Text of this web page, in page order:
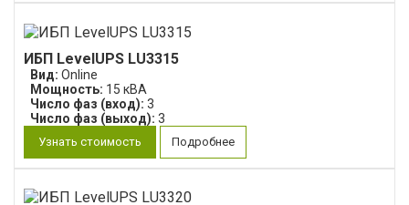
ИБП LevelUPS LU3315
Вид: Online
Мощность: 15 кВА
Число фаз (вход): 3
Число фаз (выход): 3
Узнать стоимость Подробнее